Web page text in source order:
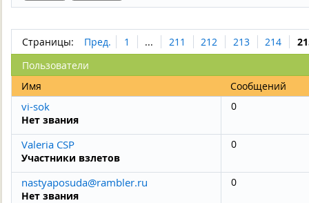
Страницы: Пред. 1 ... 211 212 213 214
Пользователи
Имя
Сообщений
vi-sok
Нет звания
0
Valeria CSP
Участники взлетов
0
nastyaposuda@rambler.ru
Нет звания
0